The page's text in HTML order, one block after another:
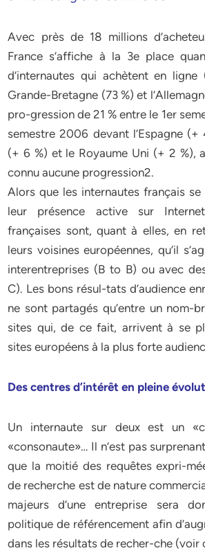
Avec près de 18 millions
France s’affiche à la 3e place
d’internautes qui achètent en
Grande-Bretagne (73 %) et
pro-gression de 21 % entre le 1er
semestre 2006 devant l’Espagne (+
(+ 6 %) et le Royaume Uni (+ 2 %),
connu aucune progression2.
Alors que les internautes français
leur présence active sur
françaises sont, quant à elles, en
leurs voisines européennes, qu’il
interentreprises (B to B) ou avec
C). Les bons résul-tats d’audience
ne sont partagés qu’entre un nom-
sites qui, de ce fait, arrivent à se
sites européens à la plus forte
Des centres d’intérêt en pleine
Un internaute sur deux est un
«consonaute»… Il n’est pas
que la moitié des requêtes expri-
de recherche est de nature
majeurs d’une entreprise sera
politique de référencement afin
dans les résultats de recher-che (voir